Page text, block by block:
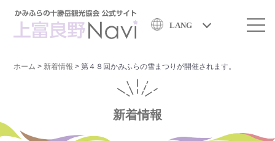
LANG
ホーム > 新着情報 >第４８回かみふらの雪まつりが開催されます。
新着情報